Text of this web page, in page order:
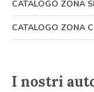
CATALOGO ZONA
CATALOGO ZONA
I nostri